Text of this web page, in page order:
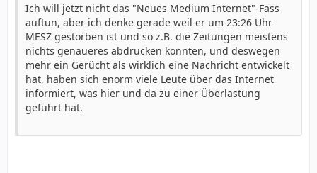
Ich will jetzt nicht das "Neues Medium Internet"-Fass
auftun, aber ich denke gerade weil er um 23:26 Uhr
MESZ gestorben ist und so z.B. die Zeitungen meistens
nichts genaueres abdrucken konnten, und deswegen
mehr ein Gerücht als wirklich eine Nachricht entwickelt
hat, haben sich enorm viele Leute über das Internet
informiert, was hier und da zu einer Überlastung
geführt hat.